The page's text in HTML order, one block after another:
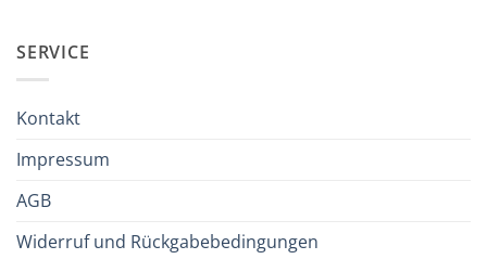
SERVICE
Kontakt
Impressum
AGB
Widerruf und Rückgabebedingungen